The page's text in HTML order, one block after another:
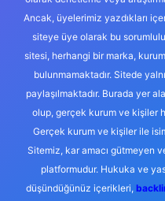
Ancak, üyelerimiz yazdıkları
siteye üye olarak bu
sitesi, herhangi bir marka,
bulunmamaktadır. Sitede
paylaşılmaktadır. Burada yer
olup, gerçek kurum ve kişiler
Gerçek kurum ve kişiler ile
Sitemiz, kar amacı gütmeyen
platformudur. Hukuka ve
düşündüğünüz içerikleri,